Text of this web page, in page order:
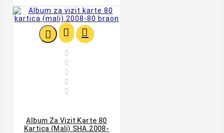
  





Album Za Vizit Karte 80
Kartica (mali) SHA.2008-